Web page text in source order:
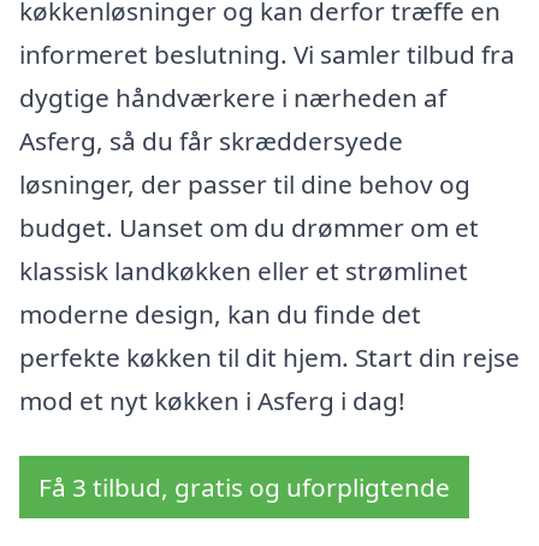
køkkenløsninger og kan derfor træffe en
informeret beslutning. Vi samler tilbud fra
dygtige håndværkere i nærheden af
Asferg, så du får skræddersyede
løsninger, der passer til dine behov og
budget. Uanset om du drømmer om et
klassisk landkøkken eller et strømlinet
moderne design, kan du finde det
perfekte køkken til dit hjem. Start din rejse
mod et nyt køkken i Asferg i dag!
Få 3 tilbud, gratis og uforpligtende